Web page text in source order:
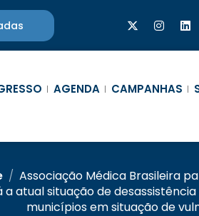
AGENDA CAMPANHAS
/ Associação Médica Brasileira
atual situação de
municípios em situação de